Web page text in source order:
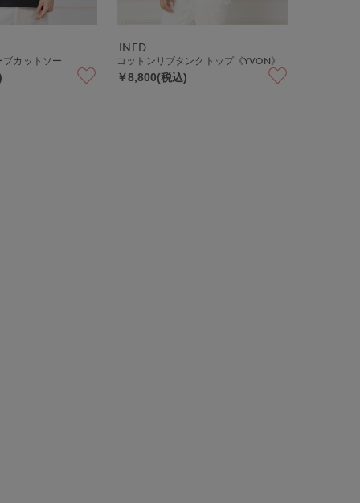
ブカットソー
INED
コットンリブタンクトップ《YVON》
￥8,800(税込)